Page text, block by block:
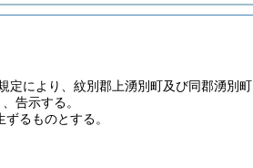
定により、紋別郡上湧別町及び同郡湧別
告示する。
るものとする。